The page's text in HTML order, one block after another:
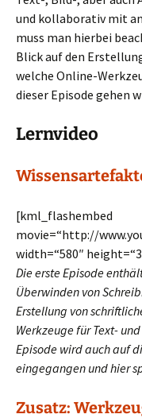
und kollaborativ mit
muss man hierbei
Blick auf den
welche Online-
dieser Episode gehen
Lernvideo
[kml_flashembed
movie=“http://
width=“580″
Die erste Episode
Überwinden von
Erstellung von
Werkzeuge für Text-
Episode wird auch auf
eingegangen und hier
Zusatz: